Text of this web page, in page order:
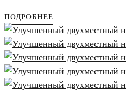
ПОДРОБНЕЕ